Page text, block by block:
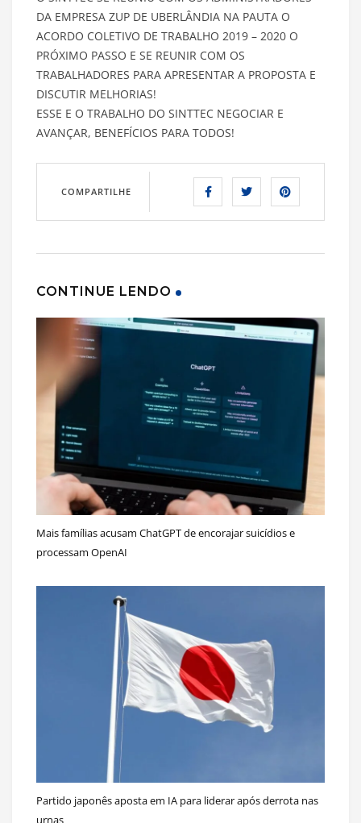
DA EMPRESA ZUP DE UBERLÂNDIA NA PAUTA O
ACORDO COLETIVO DE TRABALHO 2019 – 2020 O
PRÓXIMO PASSO E SE REUNIR COM OS
TRABALHADORES PARA APRESENTAR A PROPOSTA E
DISCUTIR MELHORIAS!
ESSE E O TRABALHO DO SINTTEC NEGOCIAR E
AVANÇAR, BENEFÍCIOS PARA TODOS!
COMPARTILHE
CONTINUE LENDO
Mais famílias acusam ChatGPT de encorajar suicídios e
processam OpenAI
Partido japonês aposta em IA para liderar após derrota nas
urnas